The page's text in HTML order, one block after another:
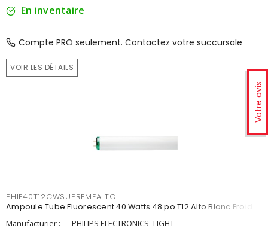
Votre avis
En inventaire
Compte PRO seulement. Contactez votre succursale
VOIR LES DÉTAILS
PHIF40T12CWSUPREMEALTO
Ampoule Tube Fluorescent 40 Watts 48 po T12 Alto Blanc Froid
Manufacturier :
PHILIPS ELECTRONICS -LIGHT